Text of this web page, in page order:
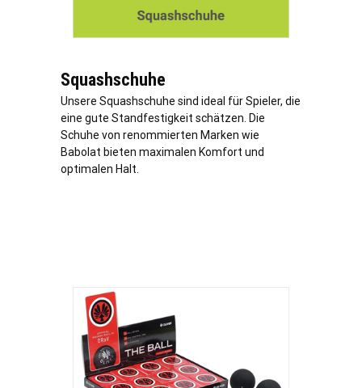
Squashschuhe
Unsere Squashschuhe sind ideal für Spieler, die
eine gute Standfestigkeit schätzen. Die
Schuhe von renommierten Marken wie
Babolat bieten maximalen Komfort und
optimalen Halt.